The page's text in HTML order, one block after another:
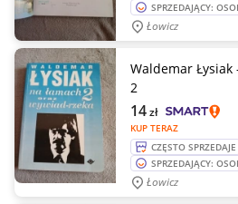
SPRZEDAJĄCY:
Łowicz
Waldemar Łysiak
2
KUP TERAZ
14zł
CZĘSTO SPRZEDAJE
SPRZEDAJĄCY:
Łowicz